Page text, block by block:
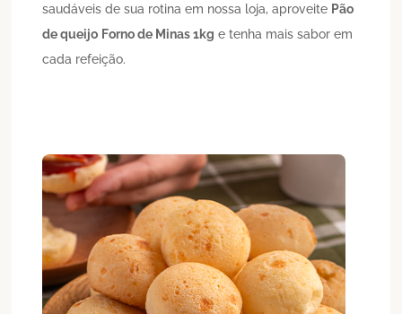
saudáveis de sua rotina em nossa loja, aproveite Pão
de queijo Forno de Minas 1kg e tenha mais sabor em
cada refeição.